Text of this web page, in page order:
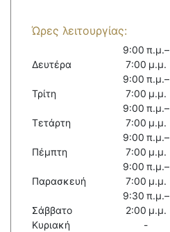
Ώρες λειτουργίας:
Δευτέρα
9:00 π.μ.–
7:00 μ.μ.
Τρίτη
9:00 π.μ.–
7:00 μ.μ.
Τετάρτη
9:00 π.μ.–
7:00 μ.μ.
Πέμπτη
9:00 π.μ.–
7:00 μ.μ.
Παρασκευή
9:00 π.μ.–
7:00 μ.μ.
Σάββατο
9:30 π.μ.–
2:00 μ.μ.
Κυριακή
-